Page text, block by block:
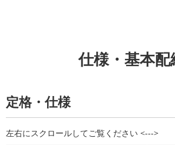
仕様・基本配
定格・仕様